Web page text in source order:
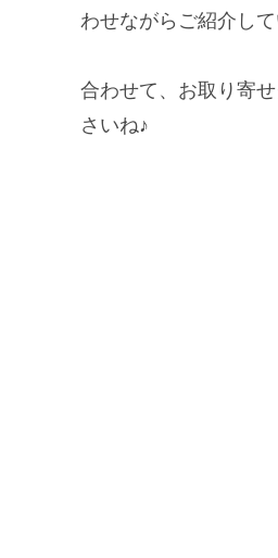
わせながらご紹介して
合わせて、お取り寄
さいね♪